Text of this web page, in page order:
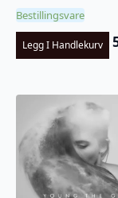
Bestillingsvare
Legg I Handlekurv